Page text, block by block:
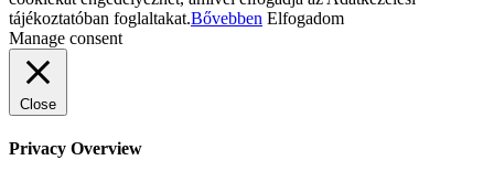
tájékoztatóban foglaltakat.Bővebben Elfogadom
Manage consent
Close
Privacy Overview